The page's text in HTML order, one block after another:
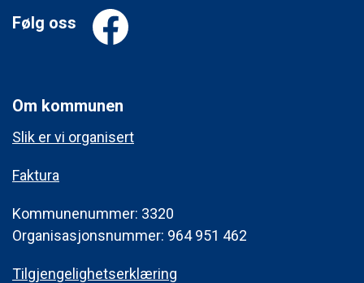
Følg oss
Om kommunen
Slik er vi organisert
Faktura
Kommunenummer: 3320
Organisasjonsnummer: 964 951 462
Tilgjengelighetserklæring